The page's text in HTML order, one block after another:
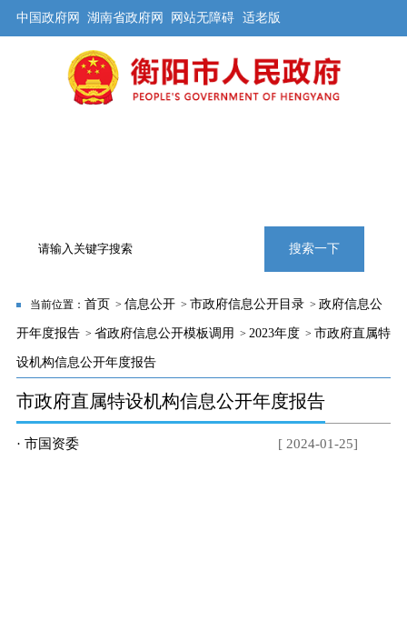
中国政府网 湖南省政府网 网站无障碍 适老版
搜索一下
当前位置： 首页 > 信息公开> 市政府信息公开目录> 政府信息公
开年度报告> 省政府信息公开模板调用 > 2023年度> 市政府直属特
设机构信息公开年度报告
市政府直属特设机构信息公开年度报告
· 市国资委 [ 2024-01-25]